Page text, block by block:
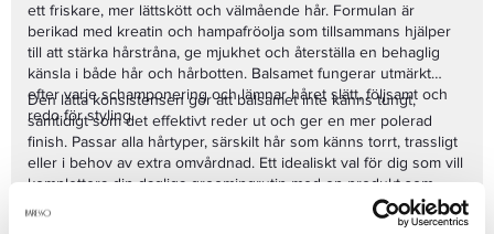
ett friskare, mer lättskött och välmående hår. Formulan är
berikad med kreatin och hampafröolja som tillsammans hjälper
till att stärka hårstråna, ge mjukhet och återställa en behaglig
känsla i både hår och hårbotten. Balsamet fungerar utmärkt
efter varje schamponering och lämnar håret slätt, följsamt och
redo för styling.
Den lätta konsistensen gör att balsamet inte känns tungt,
samtidigt som det effektivt reder ut och ger en mer polerad
finish. Passar alla hårtyper, särskilt hår som känns torrt, trassligt
eller i behov av extra omvårdnad. Ett idealiskt val för dig som vill
komplettera din dagliga groomingrutin med en produkt som
både vårdar och ger ett starkare, mer hållbart resultat.